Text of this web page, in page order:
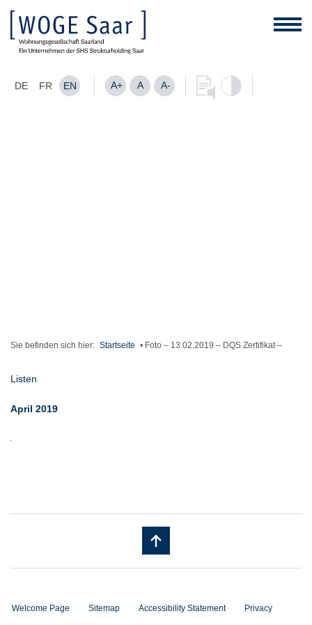
DE FR EN A+ A A-
Sie befinden sich hier: Startseite • Foto – 13.02.2019 – DQS Zertifikat –
Listen
April 2019
Welcome Page Sitemap Accessibility Statement Privacy